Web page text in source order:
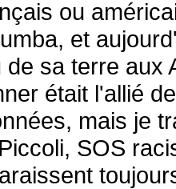
ou
et
sa terre aux
était l'allié
mais je
SOS